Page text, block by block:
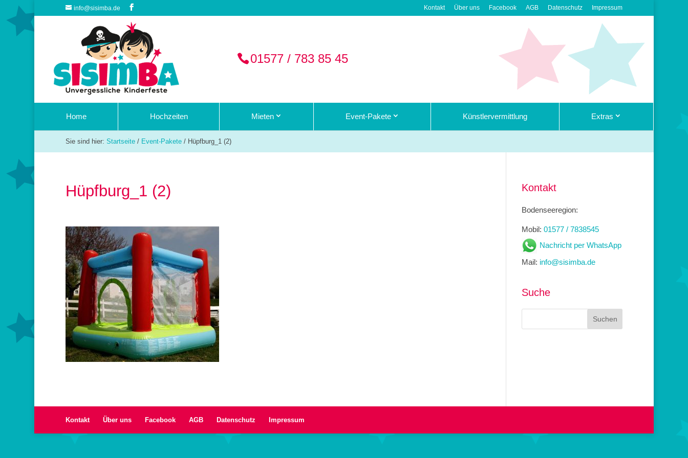
01577 / 783 85 45
info@sisimba.de Kontakt Über uns Facebook AGB Datenschutz Impressum
Home Hochzeiten Mieten Event-Pakete Künstlervermittlung Extras
Sie sind hier: Startseite/ Event-Pakete/ Hüpfburg_1 (2)
Hüpfburg_1 (2) Kontakt
Bodenseeregion:
Mobil:01577 / 7838545
Nachricht per WhatsApp
Mail: info@sisimba.de
Suche
Kontakt Über uns Facebook AGB Datenschutz Impressum